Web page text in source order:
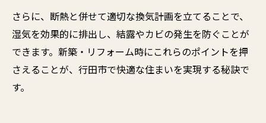
さらに、断熱と併せて適切な換気計画を立てることで、
湿気を効果的に排出し、結露やカビの発生を防ぐことが
できます。新築・リフォーム時にこれらのポイントを押
さえることが、行田市で快適な住まいを実現する秘訣で
す。